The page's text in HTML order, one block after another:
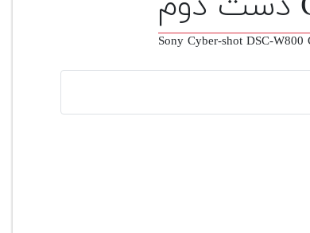
Sony Cyber-shot DSC-W800